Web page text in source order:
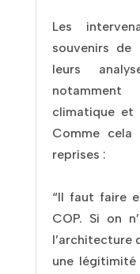
Les
souvenirs
leurs
climatique et
Comme
reprises :
“Il faut faire
COP. Si on
l’architecture
une